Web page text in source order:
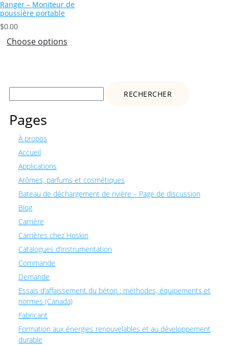
Ranger – Moniteur de
poussière portable
$0.00
Choose options
Rechercher :
Pages
À propos
Accueil
Applications
Arômes, parfums et cosmétiques
Bateau de déchargement de rivière – Page de discussion
Blog
Carrière
Carrières chez Hoskin
Catalogues d’instrumentation
Commande
Demande
Essais d’affaissement du béton : méthodes, équipements et
normes (Canada)
Fabricant
Formation aux énergies renouvelables et au développement
durable